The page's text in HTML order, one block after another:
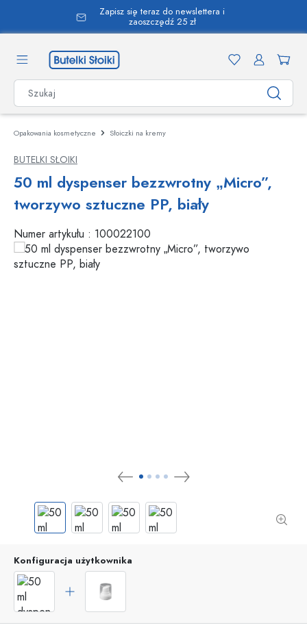
zawartości
Zapisz się teraz do newslettera i
zaoszczędź 25 zł
Opakowania kosmetyczne Słoiczki na kremy
BUTELKI SŁOIKI
50 ml dyspenser bezzwrotny „Micro”,
tworzywo sztuczne PP, biały
Numer artykułu : 100022100
Konfiguracja użytkownika